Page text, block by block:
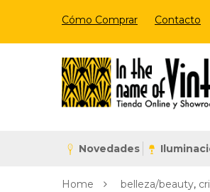
Cómo Comprar Contacto
Novedades
Home belleza/beauty,